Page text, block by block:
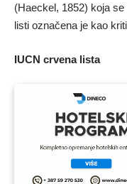
(Haeckel, 1852) koja
listi označena je kao
IUCN crvena lista